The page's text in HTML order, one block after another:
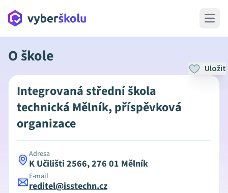
Open
O škole
Uložit
Integrovaná střední škola
technická Mělník, příspěvková
organizace
Adresa
K Učilišti 2566, 276 01 Mělník
E-mail
reditel@isstechn.cz